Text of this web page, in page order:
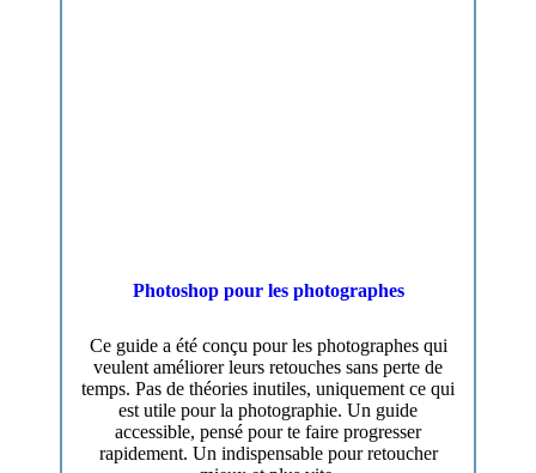
Photoshop pour les photographes
Ce guide a été conçu pour les photographes qui
veulent améliorer leurs retouches sans perte de
temps. Pas de théories inutiles, uniquement ce qui
est utile pour la photographie. Un guide
accessible, pensé pour te faire progresser
rapidement. Un indispensable pour retoucher